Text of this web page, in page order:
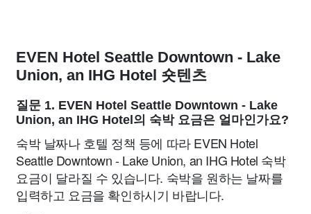
EVEN Hotel Seattle Downtown - Lake
Union, an IHG Hotel 숏텐츠
질문 1. EVEN Hotel Seattle Downtown - Lake
Union, an IHG Hotel의 숙박 요금은 얼마인가요?
숙박 날짜나 호텔 정책 등에 따라 EVEN Hotel
Seattle Downtown - Lake Union, an IHG Hotel 숙박
요금이 달라질 수 있습니다. 숙박을 원하는 날짜를
입력하고 요금을 확인하시기 바랍니다.